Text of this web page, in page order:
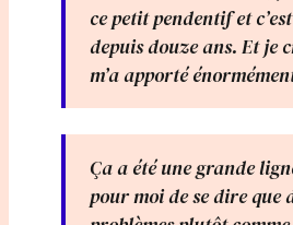
ce petit pendentif et
depuis douze ans. Et je
m’a apporté
Ça a été une grande
pour moi de se dire que